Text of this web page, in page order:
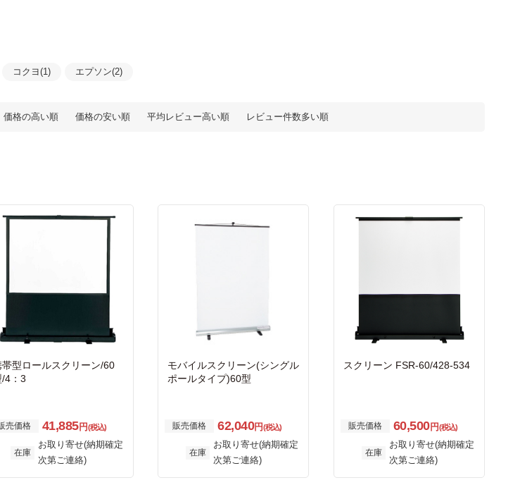
コクヨ(1) エプソン(2)
価格の高い順 価格の安い順 平均レビュー高い順 レビュー件数多い順
帯型ロールスクリーン/60
/4：3
売価格 41,885円(税込)
在庫
お取り寄せ(納期確定
次第ご連絡)
モバイルスクリーン(シングル
ポールタイプ)60型
販売価格 62,040円(税込)
在庫
お取り寄せ(納期確定
次第ご連絡)
スクリーン FSR-60/428-534
販売価格 60,500円(税込)
在庫
お取り寄せ(納期確定
次第ご連絡)